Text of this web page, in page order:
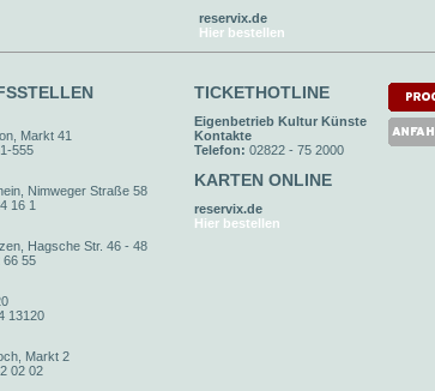
reservix.de
Hier bestellen
Markt 41
555
Nimweger Straße 58
16 1
Hagsche Str. 46 - 48
66 55
13120
Markt 2
02 02
TICKETHOTLINE
Eigenbetrieb Kultur Künste
Kontakte
Telefon: 02822 - 75 2000
KARTEN ONLINE
reservix.de
Hier bestellen